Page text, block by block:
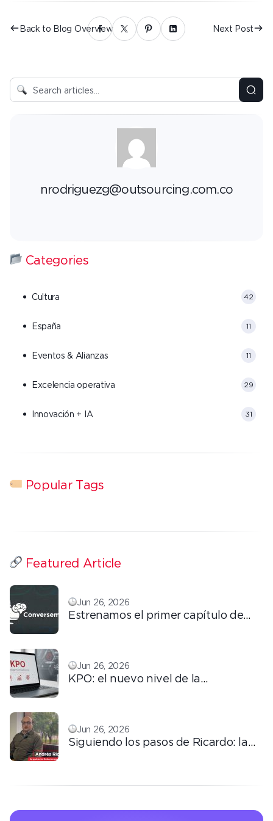
Back to Blog Overview Next Post
nrodriguezg@outsourcing.com.co
Categories
Cultura 42
España 11
Eventos & Alianzas 11
Excelencia operativa 29
Innovación + IA 31
Popular Tags
Featured Article
Jun 26, 2026
Estrenamos el primer capítulo de
Jun 26, 2026
KPO: el nuevo nivel de la
Jun 26, 2026
Siguiendo los pasos de Ricardo: la